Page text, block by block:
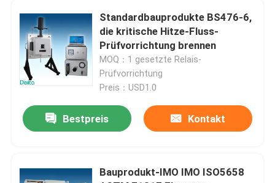
Standardbauprodukte BS476-6,
die kritische Hitze-Fluss-
Prüfvorrichtung brennen
MOQ：1 gesetzte Relais-
Prüfvorrichtung
Preis：USD1.0
Bestpreis Kontakt
Bauprodukt-IMO IMO ISO5658